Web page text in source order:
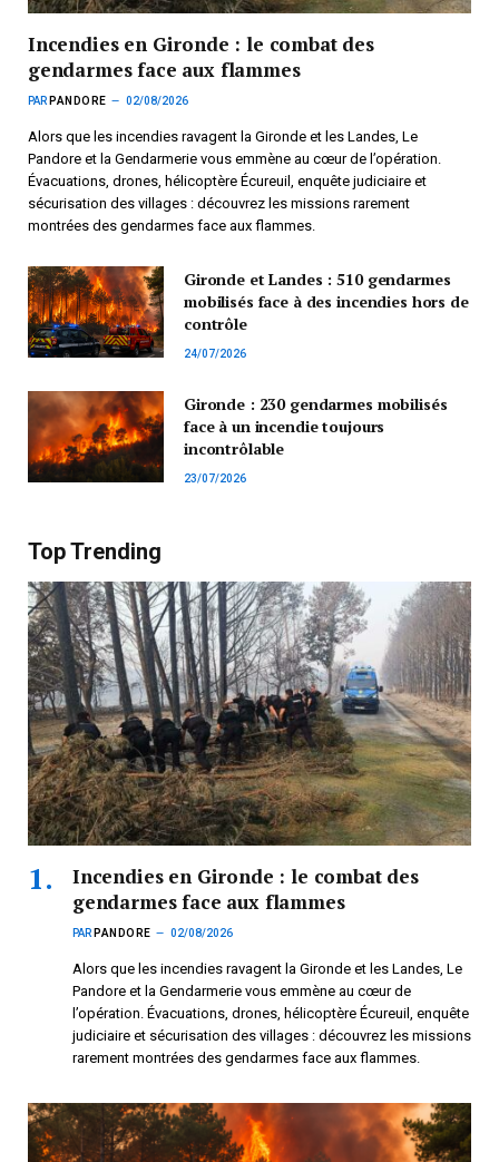
Incendies en Gironde : le combat des
gendarmes face aux flammes
PAR PANDORE 02/08/2026
Alors que les incendies ravagent la Gironde et les Landes, Le
Pandore et la Gendarmerie vous emmène au cœur de l’opération.
Évacuations, drones, hélicoptère Écureuil, enquête judiciaire et
sécurisation des villages : découvrez les missions rarement
montrées des gendarmes face aux flammes.
Gironde et Landes : 510 gendarmes
mobilisés face à des incendies hors de
contrôle
24/07/2026
Gironde : 230 gendarmes mobilisés
face à un incendie toujours
incontrôlable
23/07/2026
Top Trending
Incendies en Gironde : le combat des
gendarmes face aux flammes
PAR PANDORE 02/08/2026
Alors que les incendies ravagent la Gironde et les Landes, Le
Pandore et la Gendarmerie vous emmène au cœur de
l’opération. Évacuations, drones, hélicoptère Écureuil, enquête
judiciaire et sécurisation des villages : découvrez les missions
rarement montrées des gendarmes face aux flammes.